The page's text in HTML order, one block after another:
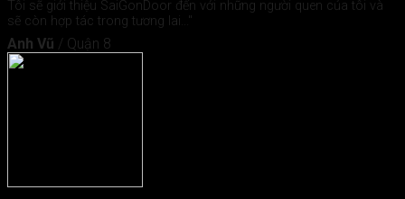
Tôi sẽ giới thiệu SaiGonDoor đến với những người quen của tôi và
sẽ còn hợp tác trong tương lai..."
Anh Vũ / Quận 8